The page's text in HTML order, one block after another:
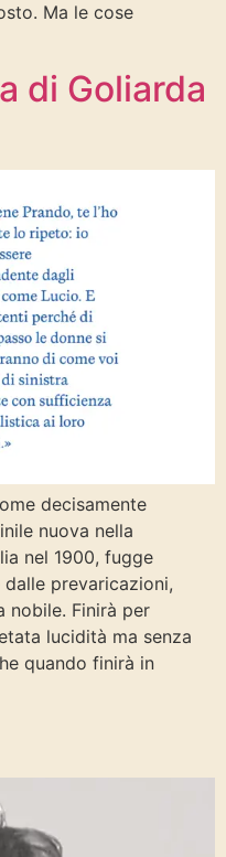
Ma le cose
di Goliarda
decisamente
nuova nella
nel 1900, fugge
prevaricazioni,
nobile. Finirà per
lucidità ma senza
quando finirà in